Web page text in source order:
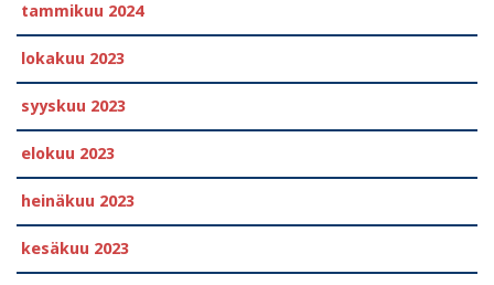
tammikuu 2024
lokakuu 2023
syyskuu 2023
elokuu 2023
heinäkuu 2023
kesäkuu 2023